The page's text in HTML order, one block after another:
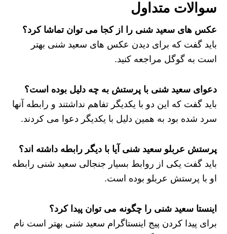
سوالات متداول
عکس های سعید شنی را از کجا می توان تماشا کرد؟
باید گفت که برای دیدن عکس های سعید شنی بهتر
است به گوگل مراجعه کنید.
دعوای سعید شنی با پرستش به چه دلیل بوده است؟
باید گفت که این دو با یکدیگر تفاهم نداشتند و رابطه‌ آنها
سرد شده بود به همین دلیل با یکدیگر دعوا می کردند.
پرستش عربلو سعید شنی آیا با دیگر رابطه داشته اند؟
باید گفت یکی از روابط بسیار جنجالی سعید شنی رابطه
او با پرستش عربلو بوده است.
اینستا سعید شنی را چگونه می توان پیدا کرد؟
برای پیدا کردن پیج اینستاگرام سعید شنی بهتر است نام